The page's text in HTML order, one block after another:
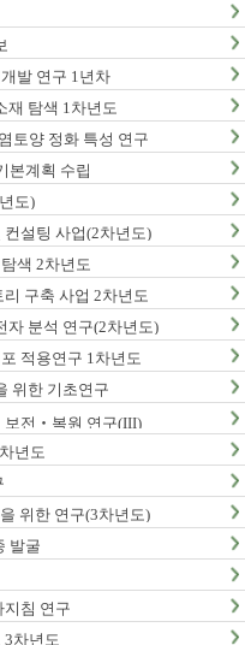
발 연구 1년차
재 탐색 1차년도
토양 정화 특성 연구
본계획 수립
도)
설팅 사업(2차년도)
색 2차년도
구축 사업 2차년도
자 분석 연구(2차년도)
적용연구 1차년도
위한 기초연구
보전‧복원 연구(III)
년도
위한 연구(3차년도)
발굴
지침 연구
3차년도